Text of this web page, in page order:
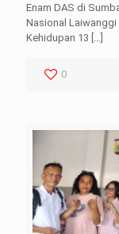
Enam DAS di
Nasional Laiwanggi
Kehidupan 13 […]
0